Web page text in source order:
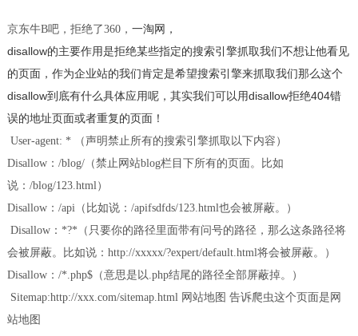
京东牛B吧，拒绝了360， 一淘网，
disallow的主要作用是拒绝某些指定的搜索引擎抓取我们不想让他看见
的页面，作为企业站的我们肯定是希望搜索引擎来抓取我们那么这个
disallow到底有什么具体应用呢，其实我们可以用disallow拒绝404错
误的地址页面或者重复的页面！
User-agent: * （声明禁止所有的搜索引擎抓取以下内容）
Disallow：/blog/（禁止网站blog栏目下所有的页面。比如
说：/blog/123.html）
Disallow：/api（比如说：/apifsdfds/123.html也会被屏蔽。）
Disallow：*?*（只要你的路径里面带有问号的路径，那么这条路径将
会被屏蔽。比如说：http://xxxxx/?expert/default.html将会被屏蔽。）
Disallow：/*.php$（意思是以.php结尾的路径全部屏蔽掉。）
Sitemap:http://xxx.com/sitemap.html 网站地图 告诉爬虫这个页面是网
站地图